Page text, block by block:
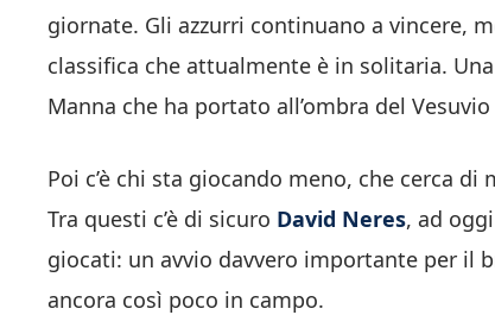
giornate. Gli azzurri continuano a vincere,
classifica che attualmente è in solitaria.
Manna che ha portato all’ombra del
Poi c’è chi sta giocando meno, che cerca
Tra questi c’è di sicuro David Neres, ad
giocati: un avvio davvero importante per il
ancora così poco in campo.